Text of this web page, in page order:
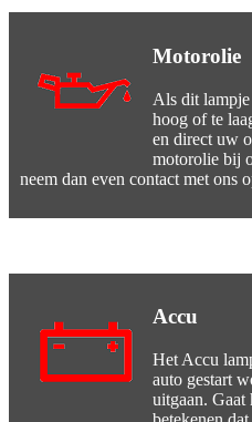
Motorolie
Als dit
hoog of te
en direct uw
motorolie bij
neem dan even contact met ons
Accu
Het Accu
auto gestart
uitgaan.